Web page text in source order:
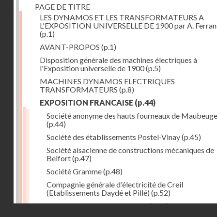
PAGE DE TITRE
LES DYNAMOS ET LES TRANSFORMATEURS A
L'EXPOSITION UNIVERSELLE DE 1900 par A.
(p.1)
AVANT-PROPOS (p.1)
Disposition générale des machines électriques à
l'Exposition universelle de 1900(p.5)
MACHINES DYNAMOS ELECTRIQUES
TRANSFORMATEURS (p.8)
EXPOSITION FRANCAISE (p.44)
Société anonyme des hauts fourneaux de Maubeuge
(p.44)
Société des établissements Postel-Vinay(p.45)
Société alsacienne de constructions mécaniques de
Belfort(p.47)
Société Gramme(p.48)
Compagnie générale d'électricité de Creil
(Etablissements Daydé et Pillé) (p.52)
Compagnie générale de Nancy(p.52)